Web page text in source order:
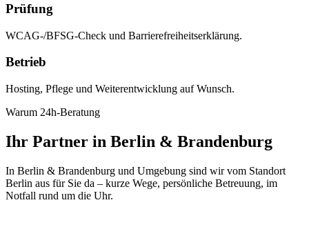
Prüfung
WCAG-/BFSG-Check und Barrierefreiheitserklärung.
Betrieb
Hosting, Pflege und Weiterentwicklung auf Wunsch.
Warum 24h-Beratung
Ihr Partner in Berlin & Brandenburg
In Berlin & Brandenburg und Umgebung sind wir vom Standort
Berlin aus für Sie da – kurze Wege, persönliche Betreuung, im
Notfall rund um die Uhr.